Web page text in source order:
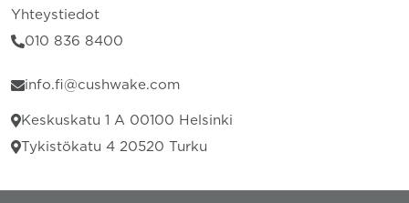
Yhteystiedot
010 836 8400
info.fi@cushwake.com
Keskuskatu 1 A 00100 Helsinki
Tykistökatu 4 20520 Turku